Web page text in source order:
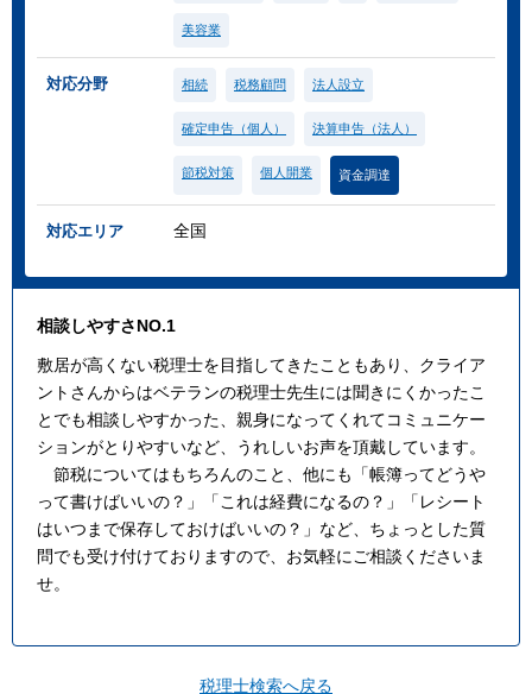
美容業
対応分野 相続 税務顧問 法人設立
確定申告（個人） 決算申告（法人）
節税対策 個人開業 資金調達
対応エリア 全国
相談しやすさNO.1
敷居が高くない税理士を目指してきたこともあり、クライア
ントさんからはベテランの税理士先生には聞きにくかったこ
とでも相談しやすかった、親身になってくれてコミュニケー
ションがとりやすいなど、うれしいお声を頂戴しています。
節税についてはもちろんのこと、他にも「帳簿ってどうや
って書けばいいの？」「これは経費になるの？」「レシート
はいつまで保存しておけばいいの？」など、ちょっとした質
問でも受け付けておりますので、お気軽にご相談くださいま
せ。
税理士検索へ戻る